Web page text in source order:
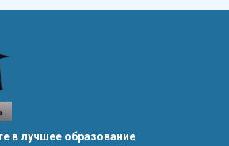
в лучшее образование